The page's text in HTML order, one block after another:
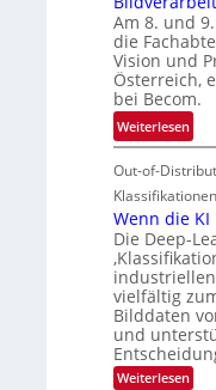
i
c
h
k
e
i
t
e
e
r
i
n
V
I
S
I
O
N
T
e
c
h
T
a
l
i
d
e
d
T
o
u
r
n
a
u
d
e
r
V
Am 8. und
die
Vision und
Österreich,
bei Becom.
Weiterlesen:
T
a
g
u
n
g
z
u
E
l
e
Out-of-
Klassifikationen
Wenn die
Die Deep-
vielfältig
Bilddaten
und
Weiterlesen: